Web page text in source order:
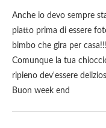
Anche io devo sempre
piatto prima di essere
bimbo che gira per casa!!!
Comunque la tua
ripieno dev'essere
Buon week end